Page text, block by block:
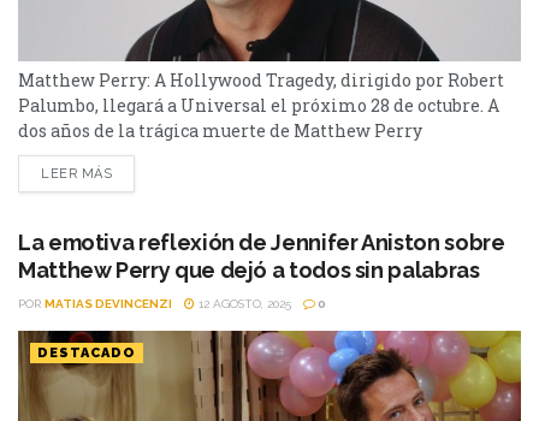
Matthew Perry: A Hollywood Tragedy, dirigido por Robert
Palumbo, llegará a Universal el próximo 28 de octubre. A
dos años de la trágica muerte de Matthew Perry
(Friends), Universal+ anuncia el estreno en Argentina
este martes 28 de octubre del nuevo documental Matthew
Palumbo (World’s Most Notorious Killers, Face to Face with
Scott Peterson). ¿De qué va? El material indaga en los...
LEER MÁS
La emotiva reflexión de Jennifer Aniston sobre
Matthew Perry que dejó a todos sin palabras
POR MATIAS DEVINCENZI 12 AGOSTO, 2025 0
DESTACADO